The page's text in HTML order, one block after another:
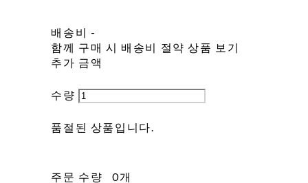
배송비 -
함께 구매 시 배송비 절약 상품 보기
추가 금액
수량
품절된 상품입니다.
주문 수량
0개